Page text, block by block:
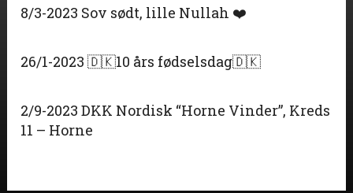
8/3-2023 Sov sødt, lille Nullah ❤️
26/1-2023 🇩🇰10 års fødselsdag🇩🇰
2/9-2023 DKK Nordisk “Horne Vinder”, Kreds
11 – Horne